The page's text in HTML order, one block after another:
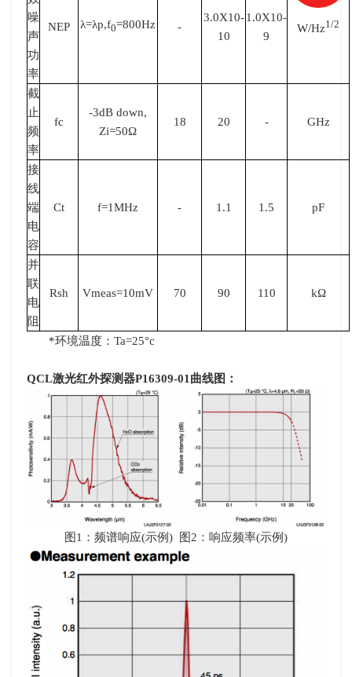
噪
声
功
率
NEP λ=λp,f0=800Hz -
3.0X10-
10
1.0X10-
9
W/Hz1/2
截
止
频
率
fc
-3dB down,
Zi=50Ω
18 20 - GHz
接
线
端
电
容
Ct f=1MHz - 1.1 1.5 pF
并
联
电
阻
Rsh Vmeas=10mV 70 90 110 kΩ
*环境温度：Ta=25°c
QCL激光红外探测器P16309-01 曲线图：
图 1 ：频谱响应(示例) 图 2 ：响应频率(示例)